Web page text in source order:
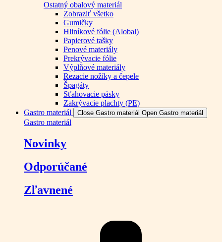
Ostatný obalový materiál
Zobraziť všetko
Gumičky
Hliníkové fólie (Alobal)
Papierové tašky
Penové materiály
Prekrývacie fólie
Výplňové materiály
Rezacie nožíky a čepele
Špagáty
Sťahovacie pásky
Zakrývacie plachty (PE)
Gastro materiál
Close Gastro materiál Open Gastro materiál
Gastro materiál
Novinky
Odporúčané
Zľavnené